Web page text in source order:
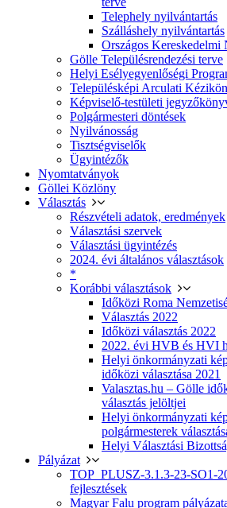
Telephely nyilvántartás
Szálláshely nyilvántartás
Országos Kereskedelmi
Gölle Településrendezési terve
Helyi Esélyegyenlőségi
Településképi Arculati
Képviselő-testületi
Polgármesteri döntések
Nyilvánosság
Tisztségviselők
Ügyintézők
Nyomtatványok
Göllei Közlöny
Választás
Részvételi adatok, eredmények
Választási szervek
Választási ügyintézés
2024. évi általános választások
*
Korábbi választások
Időközi Roma
Választás 2022
Időközi választás 2022
2022. évi HVB és HVI
Helyi önkormányzati
időközi választása 2021
Valasztas.hu – Gölle
választás jelöltjei
Helyi önkormányzati
polgármesterek
Helyi Választási
Pályázat
TOP_PLUSZ-3.1.3-23-SO1-
fejlesztések
Magyar Falu program